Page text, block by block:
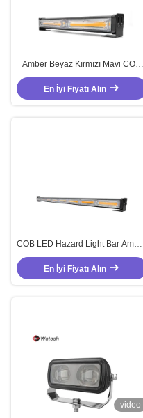
Amber Beyaz Kırmızı Mavi COB
LED Uyarı Işığı 30W Strobe Acil
Işık Çift Taraf
En İyi Fiyatı Alın
COB LED Hazard Light Bar Amber
Beyaz Kırmızı Mavi LED Acil
Durum Işık Çubuğu 12W
En İyi Fiyatı Alın
video